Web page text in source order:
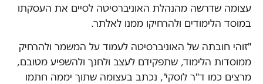
עצומה שדרשה מהנהלת האוניברסיטה לסיים את העסקתו
במוסד הלימודים ולהרחיקו ממנו לאלתר.
"זוהי חובתה של האוניברסיטה לעמוד על המשמר ולהרחיק
ממוסדות הלימוד, שתפקידם לעצב ולחנך ולהשפיע מטובם,
מרצים כמו ד"ר לוסקי", נכתב בעצומה שתוך יממה חתמו